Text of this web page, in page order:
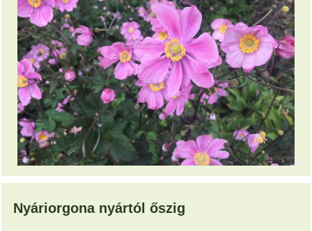
Nyáriorgona nyártól őszig